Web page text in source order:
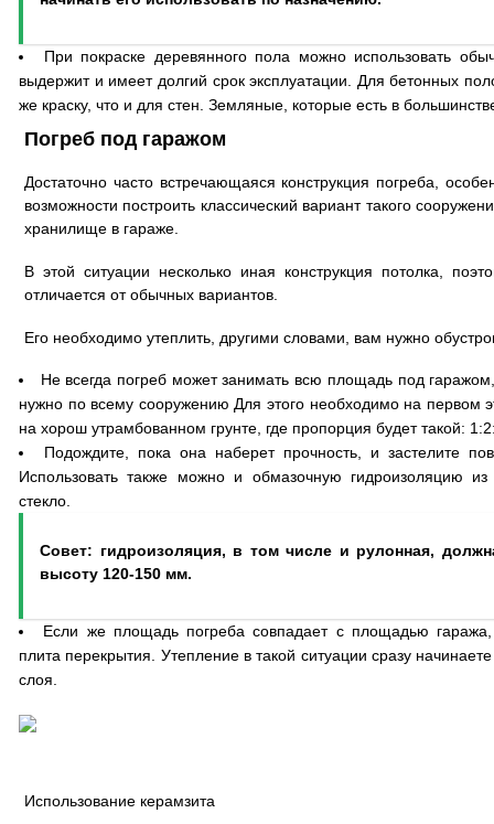
При покраске деревянного пола можно использовать
выдержит и имеет долгий срок эксплуатации. Для бетонных
же краску, что и для стен. Земляные, которые есть в
Погреб под гаражом
Достаточно часто встречающаяся конструкция погреба,
возможности построить классический вариант такого
хранилище в гараже.
В этой ситуации несколько иная конструкция потолка,
отличается от обычных вариантов.
Его необходимо утеплить, другими словами, вам нужно
Не всегда погреб может занимать всю площадь под
нужно по всему сооружению Для этого необходимо на первом
на хорош утрамбованном грунте, где пропорция будет такой:
Подождите, пока она наберет прочность, и застелите
Использовать также можно и обмазочную гидроизоляцию
стекло.
Совет: гидроизоляция, в том числе и рулонная,
высоту 120-150 мм.
Если же площадь погреба совпадает с площадью
плита перекрытия. Утепление в такой ситуации сразу
слоя.
Использование керамзита